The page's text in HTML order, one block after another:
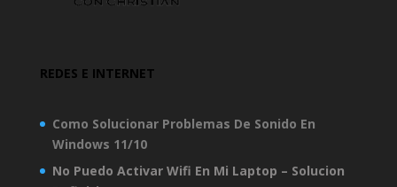
REDES E INTERNET
Como Solucionar Problemas De Sonido En
Windows 11/10
No Puedo Activar Wifi En Mi Laptop – Solucion